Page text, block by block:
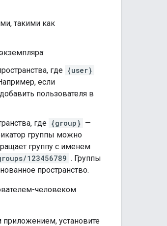
такими как
где {user}
если
пользователя в
где {group} —
группы можно
группу с именем
123456789 . Группы
пространство.
человеком
установите